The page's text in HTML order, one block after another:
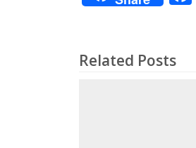
Related Posts